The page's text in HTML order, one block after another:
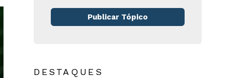
Publicar Tópico
DESTAQUES